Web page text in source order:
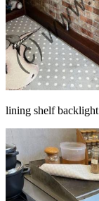
lining shelf backlight